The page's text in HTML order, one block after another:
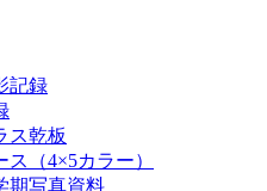
記録
ス乾板
（4×5カラー）
期写真資料